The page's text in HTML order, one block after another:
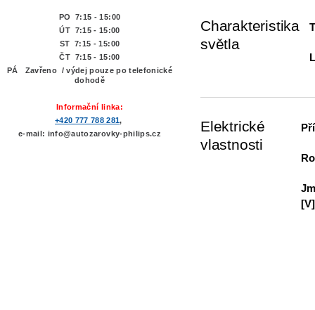
PO 7:15 - 15:00
ÚT 7:15 - 15:00
ST 7:15 - 15:00
ČT 7:15 - 15:00
PÁ Zavřeno / výdej pouze po telefonické
dohodě
Informační linka:
+420 777 788 281,
e-mail: info@autozarovky-philips.cz
Charakteristika
světla
Elektrické
vlastnosti
[V]